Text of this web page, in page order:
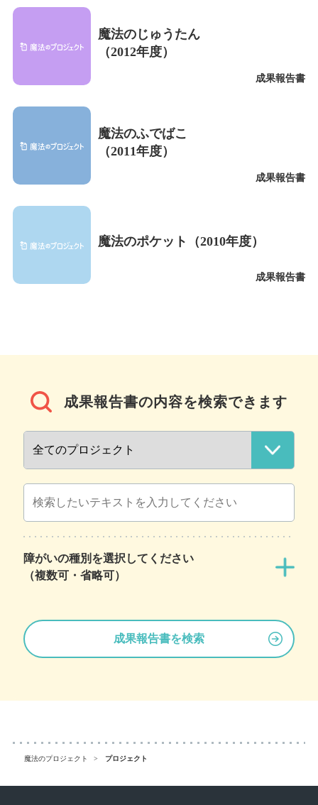
魔法のプロジェクト プロジェクト
魔法のじゅうたん
（2012年度）
成果報告書
魔法のふでばこ
（2011年度）
成果報告書
魔法のポケット（2010年度）
成果報告書
成果報告書の内容を検索できます
障がいの種別を選択してください
（複数可・省略可）
成果報告書を検索